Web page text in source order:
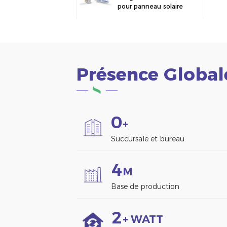
pour panneau solaire
Présence
0+
Succursale et bureau
4M
Base de production
2+ WATT